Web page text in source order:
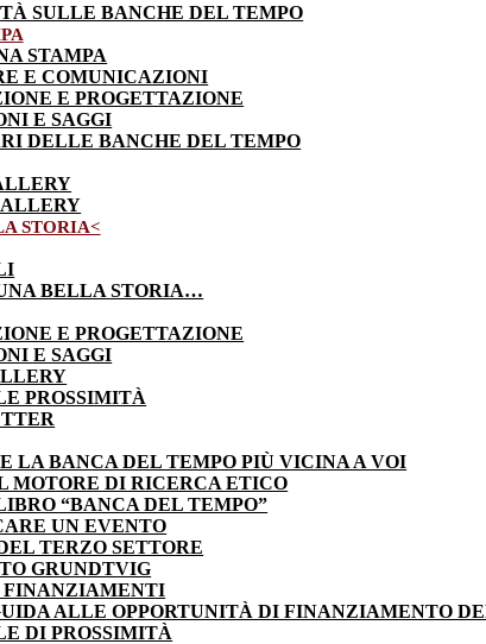
SULLE BANCHE DEL TEMPO
STAMPA
E COMUNICAZIONI
E PROGETTAZIONE
E SAGGI
DELLE BANCHE DEL TEMPO
STORIA<
BELLA STORIA…
E PROGETTAZIONE
E SAGGI
PROSSIMITÀ
LA BANCA DEL TEMPO PIÙ VICINA A VOI
MOTORE DI RICERCA ETICO
“BANCA DEL TEMPO”
UN EVENTO
TERZO SETTORE
GRUNDTVIG
FINANZIAMENTI
ALLE OPPORTUNITÀ DI FINANZIAMENTO
DI PROSSIMITÀ